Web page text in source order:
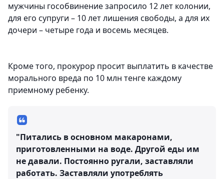
мужчины гособвинение запросило 12 лет колонии,
для его супруги – 10 лет лишения свободы, а для их
дочери – четыре года и восемь месяцев.
Кроме того, прокурор просит выплатить в качестве
морального вреда по 10 млн тенге каждому
приемному ребенку.
"Питались в основном макаронами,
приготовленными на воде. Другой еды им
не давали. Постоянно ругали, заставляли
работать. Заставляли употреблять